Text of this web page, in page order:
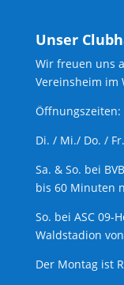
Unser
Wir freuen uns
Vereinsheim im
Öffnungszeiten:
Di. / Mi./ Do. /
Sa. & So. bei
bis 60 Minuten
So. bei ASC 09-
Waldstadion
Der Montag ist